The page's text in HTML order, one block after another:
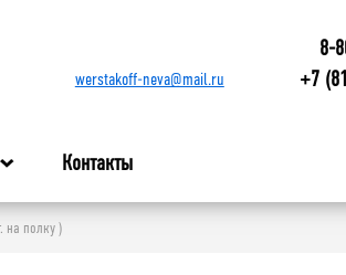
werstakoff-neva@mail.ru
8-
+7
Контакты
на полку )